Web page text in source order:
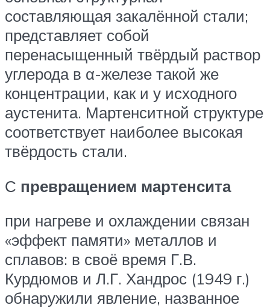
составляющая закалённой стали;
представляет собой
перенасыщенный твёрдый раствор
углерода в α-железе такой же
концентрации, как и у исходного
аустенита. Мартенситной структуре
соответствует наиболее высокая
твёрдость стали.
С превращением мартенсита
при нагреве и охлаждении связан
«эффект памяти» металлов и
сплавов: в своё время Г.В.
Курдюмов и Л.Г. Хандрос (1949 г.)
обнаружили явление, названное